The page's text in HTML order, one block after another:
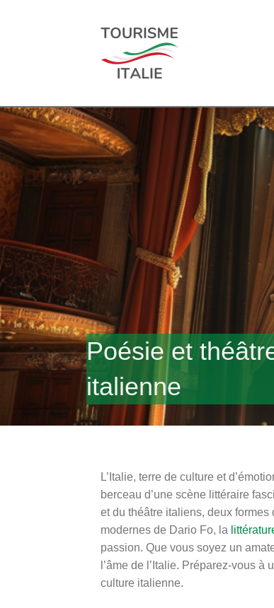
Poésie et
italienne
L’Italie, terre de culture et
berceau d’une scène littéraire
et du théâtre italiens, deux
modernes de Dario Fo, la
passion. Que vous soyez un
l’âme de l’Italie. Préparez-vous
culture italienne.